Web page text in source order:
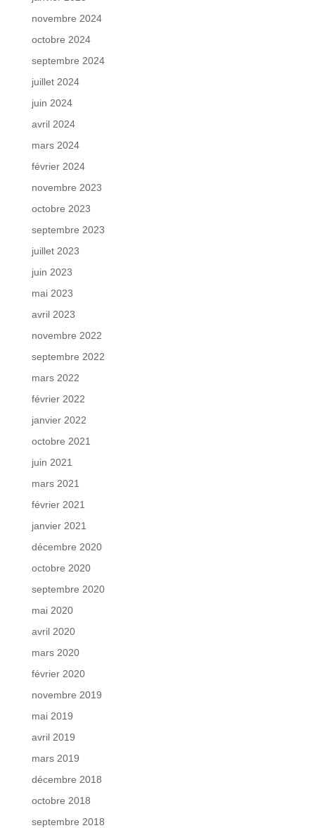
novembre 2024
octobre 2024
septembre 2024
juillet 2024
juin 2024
avril 2024
mars 2024
février 2024
novembre 2023
octobre 2023
septembre 2023
juillet 2023
juin 2023
mai 2023
avril 2023
novembre 2022
septembre 2022
mars 2022
février 2022
janvier 2022
octobre 2021
juin 2021
mars 2021
février 2021
janvier 2021
décembre 2020
octobre 2020
septembre 2020
mai 2020
avril 2020
mars 2020
février 2020
novembre 2019
mai 2019
avril 2019
mars 2019
décembre 2018
octobre 2018
septembre 2018